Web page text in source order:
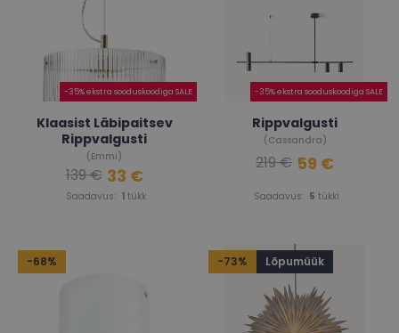
-35% ekstra sooduskoodiga SALE
Klaasist Läbipaitsev
Rippvalgusti
(Emmi)
Saadavus: 1tükk
139 € 33 €
-35% ekstra sooduskoodiga SALE
Rippvalgusti
(Cassandra)
Saadavus: 5 tükki
219 € 59 €
-68% -73% Lõpumüük